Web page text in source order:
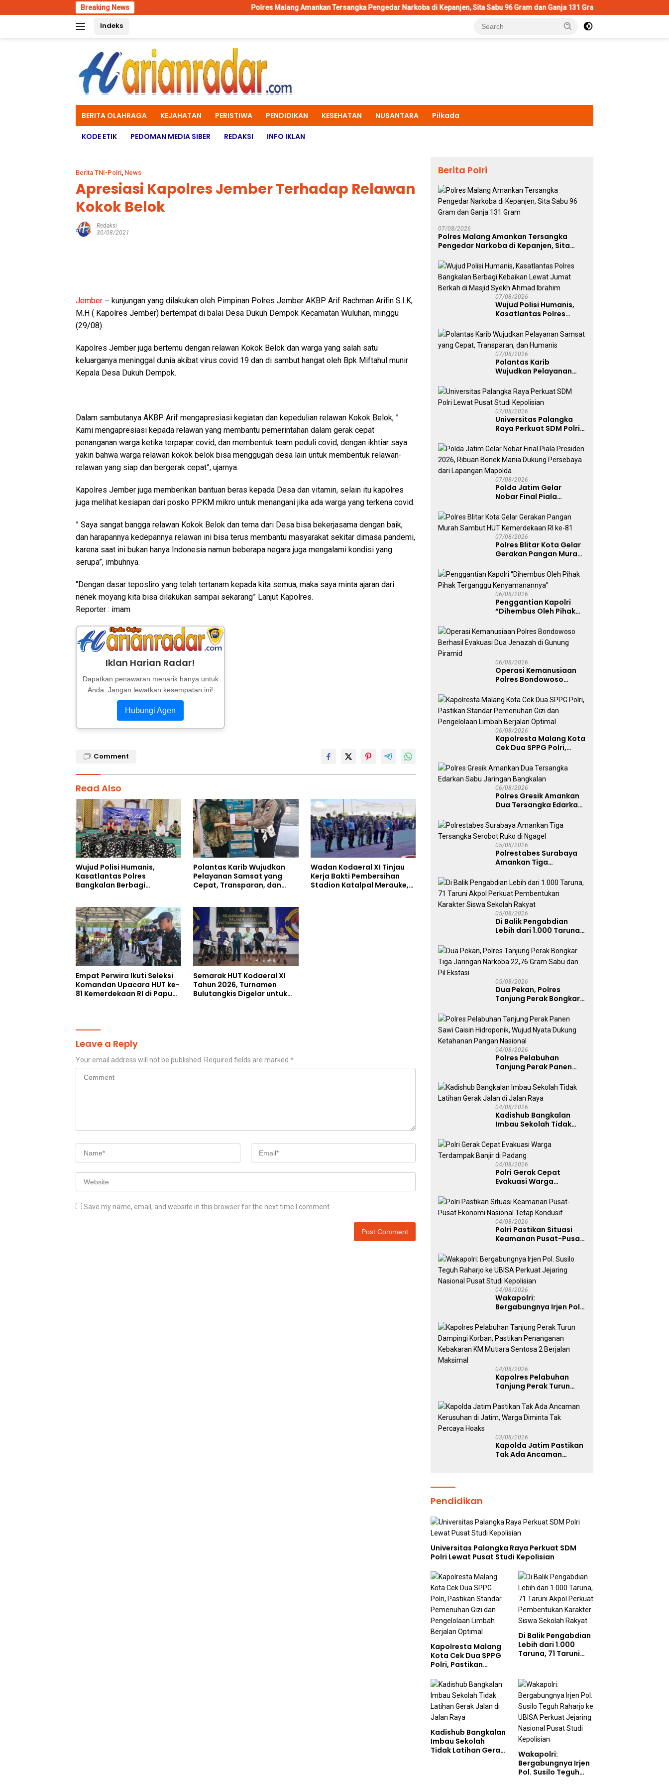
to
Breaking News Polres Malang Amankan Tersangka Pengedar Narkoba di Kepanjen, Sita Sabu 96 Gram dan Ganja 131 Gram Wujud Polisi Humanis,
Indeks
BERITA OLAHRAGA KEJAHATAN PERISTIWA PENDIDIKAN KESEHATAN NUSANTARA Pilkada
KODE ETIK PEDOMAN MEDIA SIBER REDAKSI INFO IKLAN
Berita TNI-Polri, News
Apresiasi Kapolres Jember Terhadap Relawan
Kokok Belok
Redaksi
30/08/2021
Jember – kunjungan yang dilakukan oleh Pimpinan Polres Jember AKBP Arif Rachman Arifin S.I.K,
M.H ( Kapolres Jember) bertempat di balai Desa Dukuh Dempok Kecamatan Wuluhan, minggu
(29/08).
Kapolres Jember juga bertemu dengan relawan Kokok Belok dan warga yang salah satu
keluarganya meninggal dunia akibat virus covid 19 dan di sambut hangat oleh Bpk Miftahul munir
Kepala Desa Dukuh Dempok.
Dalam sambutanya AKBP Arif mengapresiasi kegiatan dan kepedulian relawan Kokok Belok, ”
Kami mengapresiasi kepada relawan yang membantu pemerintahan dalam gerak cepat
penanganan warga ketika terpapar covid, dan membentuk team peduli covid, dengan ikhtiar saya
yakin bahwa warga relawan kokok belok bisa menggugah desa lain untuk membentuk relawan-
relawan yang siap dan bergerak cepat”, ujarnya.
Kapolres Jember juga memberikan bantuan beras kepada Desa dan vitamin, selain itu kapolres
juga melihat kesiapan dari posko PPKM mikro untuk menangani jika ada warga yang terkena covid.
” Saya sangat bangga relawan Kokok Belok dan tema dari Desa bisa bekerjasama dengan baik,
dan harapannya kedepannya relawan ini bisa terus membantu masyarakat sekitar dimasa pandemi,
karena saat ini bukan hanya Indonesia namun beberapa negara juga mengalami kondisi yang
serupa”, imbuhnya.
“Dengan dasar teposliro yang telah tertanam kepada kita semua, maka saya minta ajaran dari
nenek moyang kita bisa dilakukan sampai sekarang” Lanjut Kapolres.
Reporter : imam
Iklan Harian Radar!
Dapatkan penawaran menarik hanya untuk
Anda. Jangan lewatkan kesempatan ini!
Hubungi Agen
Comment
Read Also
Wujud Polisi Humanis,
Kasatlantas Polres
Bangkalan Berbagi
Ahmad Ibrahim
Polantas Karib Wujudkan
Pelayanan Samsat yang
Cepat, Transparan, dan
Wadan Kodaeral XI Tinjau
Kerja Bakti Pembersihan
Stadion Katalpal Merauke,
Empat Perwira Ikuti Seleksi
Komandan Upacara HUT ke-
81 Kemerdekaan RI di Papua
Semarak HUT Kodaeral XI
Tahun 2026, Turnamen
Bulutangkis Digelar untuk
Leave a Reply
Your email address will not be published. Required fields are marked *
Save my name, email, and website in this browser for the next time I comment.
Berita Polri
07/08/2026
Polres Malang Amankan Tersangka
Pengedar Narkoba di Kepanjen, Sita
07/08/2026
Wujud Polisi Humanis,
Kasatlantas Polres
Kebaikan Lewat Jumat
Berkah di Masjid Syekh
Ahmad Ibrahim
07/08/2026
Polantas Karib
Wujudkan Pelayanan
Transparan, dan
Humanis
07/08/2026
Universitas Palangka
Raya Perkuat SDM Polri
Kepolisian
07/08/2026
Polda Jatim Gelar
Nobar Final Piala
Bonek Mania Dukung
Persebaya dari
Lapangan Mapolda
07/08/2026
Polres Blitar Kota Gelar
Gerakan Pangan Murah
Kemerdekaan RI ke-81
06/08/2026
Penggantian Kapolri
“Dihembus Oleh Pihak
Kenyamanannya”
06/08/2026
Operasi Kemanusiaan
Polres Bondowoso
Jenazah di Gunung
Piramid
06/08/2026
Kapolresta Malang Kota
Cek Dua SPPG Polri,
Pemenuhan Gizi dan
Pengelolaan Limbah
Berjalan Optimal
06/08/2026
Polres Gresik Amankan
Dua Tersangka Edarkan
Bangkalan
05/08/2026
Polrestabes Surabaya
Amankan Tiga
Ruko di Ngagel
05/08/2026
Di Balik Pengabdian
Lebih dari 1.000 Taruna,
Pembentukan Karakter
Siswa Sekolah Rakyat
05/08/2026
Dua Pekan, Polres
Tanjung Perak Bongkar
22,76 Gram Sabu dan Pil
Ekstasi
04/08/2026
Polres Pelabuhan
Tanjung Perak Panen
Wujud Nyata Dukung
Ketahanan Pangan
Nasional
04/08/2026
Kadishub Bangkalan
Imbau Sekolah Tidak
Jalan Raya
04/08/2026
Polri Gerak Cepat
Evakuasi Warga
Padang
04/08/2026
Polri Pastikan Situasi
Keamanan Pusat-Pusat
Kondusif
04/08/2026
Wakapolri:
Bergabungnya Irjen Pol.
UBISA Perkuat Jejaring
Nasional Pusat Studi
Kepolisian
04/08/2026
Kapolres Pelabuhan
Tanjung Perak Turun
Pastikan Penanganan
Kebakaran KM Mutiara
Sentosa 2 Berjalan
03/08/2026
Kapolda Jatim Pastikan
Tak Ada Ancaman
Pendidikan
Universitas Palangka Raya Perkuat SDM
Polri Lewat Pusat Studi Kepolisian
Kapolresta Malang
Kota Cek Dua SPPG
Polri, Pastikan
Gizi dan
Pengelolaan Limbah
Berjalan Optimal
Di Balik Pengabdian
Lebih dari 1.000
Taruna, 71 Taruni
Karakter Siswa
Sekolah Rakyat
Kadishub Bangkalan
Imbau Sekolah
Tidak Latihan Gerak
Wakapolri:
Bergabungnya Irjen
Pol. Susilo Teguh